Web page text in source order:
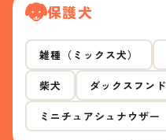
保護犬
雑種（ミックス犬）
柴犬 ダックスフンド
ミニチュアシュナウザー